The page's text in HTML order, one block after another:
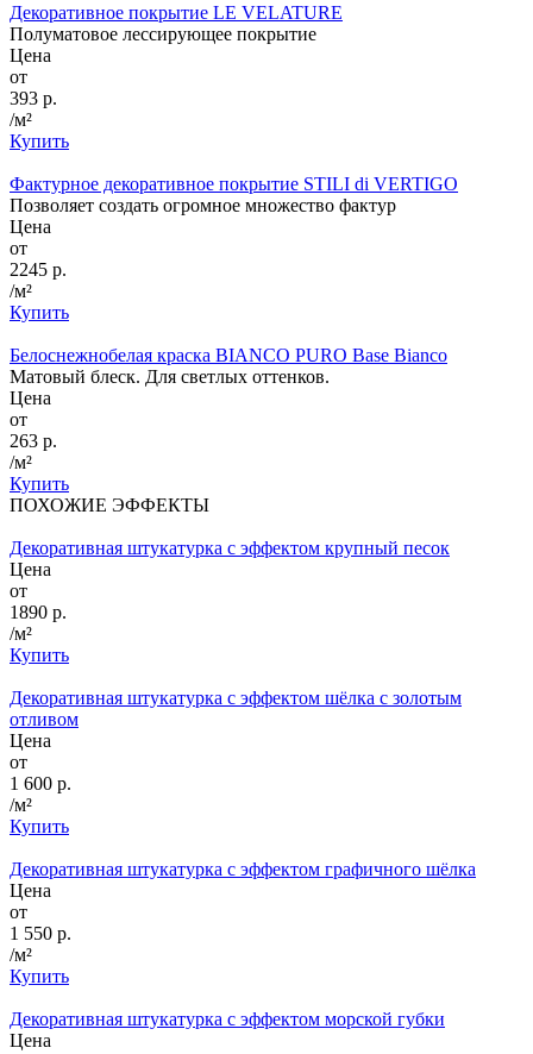
Декоративное покрытие LE VELATURE
Полуматовое лессирующее покрытие
Цена
от
393 р.
/м²
Купить
Фактурное декоративное покрытие STILI di VERTIGO
Позволяет создать огромное множество фактур
Цена
от
2245 р.
/м²
Купить
Белоснежнобелая краска BIANCO PURO Base Bianco
Матовый блеск. Для светлых оттенков.
Цена
от
263 р.
/м²
Купить
ПОХОЖИЕ ЭФФЕКТЫ
Декоративная штукатурка с эффектом крупный песок
Цена
от
1890 р.
/м²
Купить
Декоративная штукатурка с эффектом шёлка с золотым
отливом
Цена
от
1 600 р.
/м²
Купить
Декоративная штукатурка с эффектом графичного шёлка
Цена
от
1 550 р.
/м²
Купить
Декоративная штукатурка с эффектом морской губки
Цена